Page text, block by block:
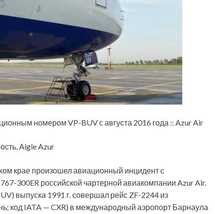
номером VP-BUV с августа 2016 года :: Azur Air
Aigle Azur
крае произошел авиационный инцидент с
300ER российской чартерной авиакомпании Azur Air.
выпуска 1991 г. совершал рейс ZF-2244 из
код IATA — CXR) в международный аэропорт Барнаула